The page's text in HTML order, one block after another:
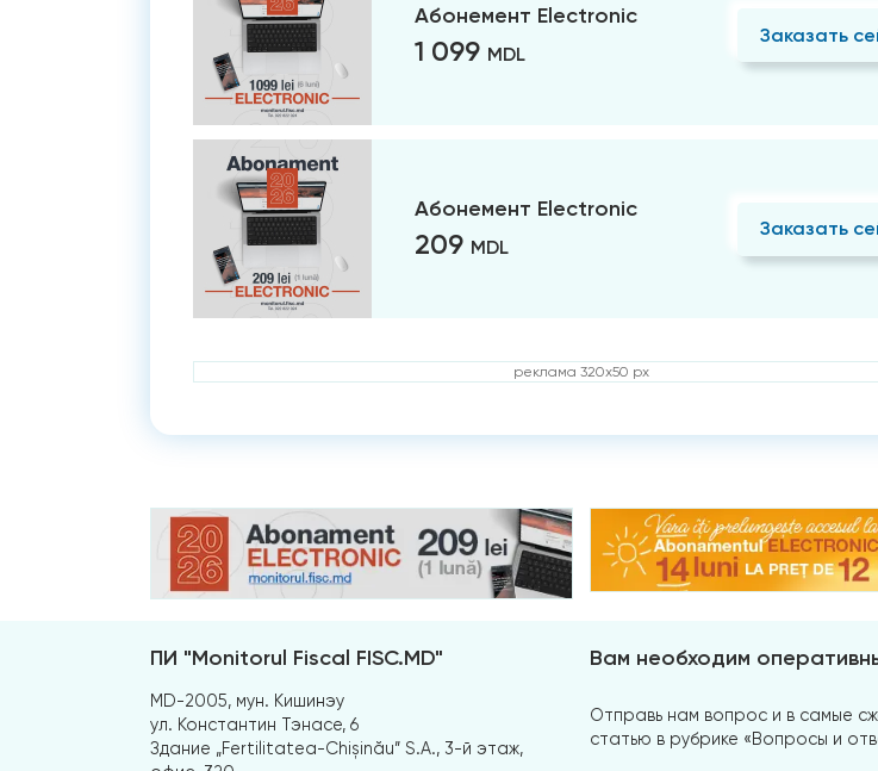
Абонемент Electronic
1 099 MDL
Заказать
Абонемент Electronic
209 MDL
Заказать
реклама 320x50 px
ПИ "Monitorul Fiscal FISC.MD"
MD-2005, мун. Кишинэу
ул. Константин Тэнасе, 6
Здание „Fertilitatea-Chișinău” S.A., 3-й этаж,
Вам необходим
Отправь нам вопрос и в самые
статью в рубрике «Вопросы и